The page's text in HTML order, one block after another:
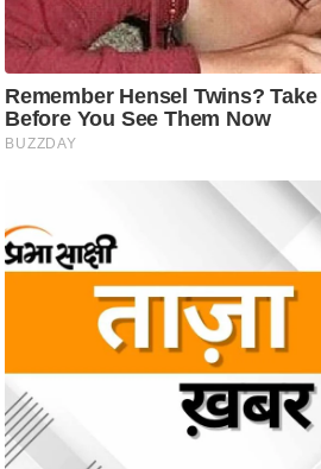
स्खे
र्य
ट
ल
फि
स
मं
त्रा